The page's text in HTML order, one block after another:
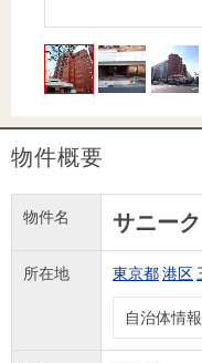
住まいと
暮らしの
税金の本
（電子ブ
ック）
ック）
物件概要
物件名 サニー
所在地 東京都港区
自治体情報